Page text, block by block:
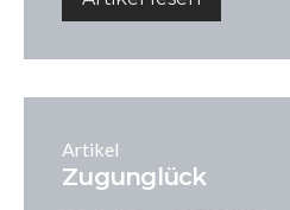
Artikel
Zugunglück